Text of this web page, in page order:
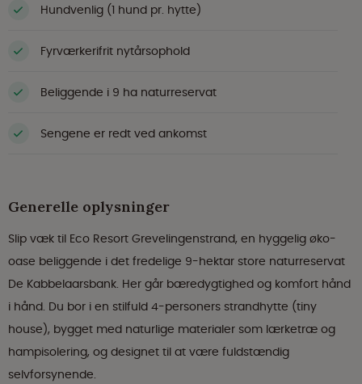
Hundvenlig (1 hund pr. hytte)
Fyrværkerifrit nytårsophold
Beliggende i 9 ha naturreservat
Sengene er redt ved ankomst
Generelle oplysninger
Slip væk til Eco Resort Grevelingenstrand, en hyggelig øko-
oase beliggende i det fredelige 9-hektar store naturreservat
De Kabbelaarsbank. Her går bæredygtighed og komfort hånd
i hånd. Du bor i en stilfuld 4-personers strandhytte (tiny
house), bygget med naturlige materialer som lærketræ og
hampisolering, og designet til at være fuldstændig
selvforsynende.